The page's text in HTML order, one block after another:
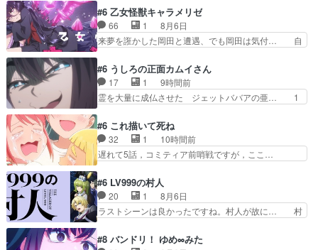
ヤ支配がますますひどく……。… ヨコヤは飴と鞭
で夜の国の独裁支配を強化、… やはりヨコヤいい
ですね。昼の国が勝てる流… 役で出演いたしまし
た。次回も緊張が止まり…
#6 乙女怪獣キャラメリゼ
66 1
8月6日
来夢を誑かした岡田と遭遇、でも岡田は気付… 自
なからのメイク道具が、らいりーさんを… らいり
ーの影響で理想に向けて努力する黒絵… コングと
ゴ〇ラの怪獣大決戦!?w黒絵の友… らいりーが己
のルッキズムと相対する話とし… らいりーさんが
の小河内ダムに来た黒絵た… ライリーが好きだっ
たクズ男ハルゴンが懲ら… メイクでちょっと勇気
出てる黒絵ちゃん可愛…
#6 うしろの正面カムイさん
17 1
9時間前
霊を大量に成仏させた ジェットババアの亜… 1
は交通悪霊の除霊ツアー。Aパはいつも… 前半の
霊カモみたいになってるよねwジェッ… 今回はい
つもと違って霊が大人しいなと思っ… 最後にカム
イさんを怪異と見間違え叫んでお… 交通系悪霊除
付けない2つのエピソードに… カムイとドライブ
に出かけたシヅカは、ズブ… 15分アニメで計14
体の最多成仏回ジェッ…
#6 これ描いて死ね
32 1
10時間前
遅れて5話，コミティア前哨戦ですが，ここ…
京で開かれる即売会に行って自分たちの本… 一冊
売る事の苦労と喜びを知る手島先生がず… 10年
でえらい老けはったねー編集さん。同… 自分の妄
想を買ってくれる人がいるというも… 初めて自分
れた喜びように貰い泣き。隣の… コミティア開幕
#6 LV999の村人
20 1
8月6日
ラストシーンは良かったですね。村人が故に… 村
スと10年後に結婚の約束をした鏡ずっ… カジノ
#8 バンドリ！ ゆめ∞みた